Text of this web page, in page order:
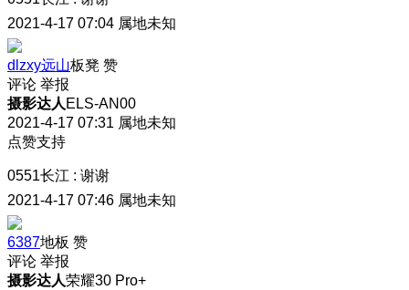
2021-4-17 07:04 属地未知
dlzxy远山板凳 赞
评论 举报
摄影达人 ELS-AN00
2021-4-17 07:31 属地未知
点赞支持
0551长江 : 谢谢
2021-4-17 07:46 属地未知
6387地板 赞
评论 举报
摄影达人荣耀30 Pro+